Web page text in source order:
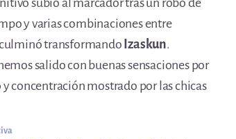
subió al marcador tras un robo de
y varias combinaciones entre
transformando Izaskun.
salido con buenas sensaciones por
concentración mostrado por las chicas